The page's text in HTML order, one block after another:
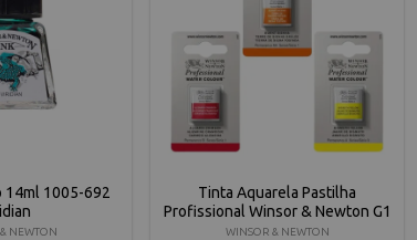
14ml 1005-692
NEWTON
Tinta Aquarela Pastilha
Profissional Winsor & Newton G1
WINSOR & NEWTON